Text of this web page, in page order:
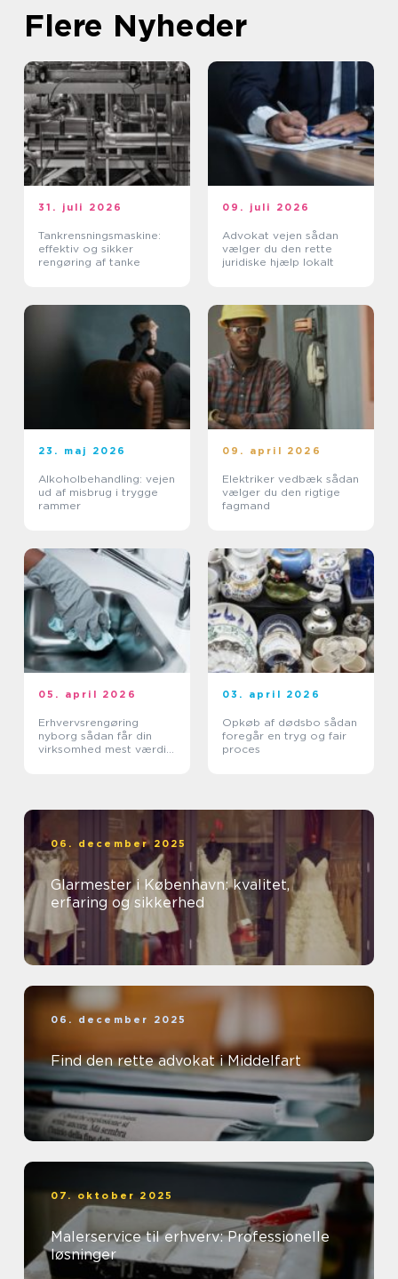
Flere Nyheder
31. juli 2026
Tankrensningsmaskine:
effektiv og sikker
rengøring af tanke
09. juli 2026
Advokat vejen sådan
vælger du den rette
juridiske hjælp lokalt
23. maj 2026
Alkoholbehandling: vejen
ud af misbrug i trygge
rammer
09. april 2026
Elektriker vedbæk sådan
vælger du den rigtige
fagmand
05. april 2026
Erhvervsrengøring
nyborg sådan får din
virksomhed mest værdi
03. april 2026
Opkøb af dødsbo sådan
foregår en tryg og fair
proces
06. december 2025
Glarmester i København: kvalitet,
erfaring og sikkerhed
06. december 2025
Find den rette advokat i Middelfart
07. oktober 2025
Malerservice til erhverv: Professionelle
løsninger